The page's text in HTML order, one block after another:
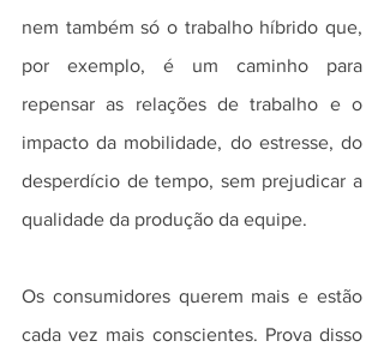
nem também só o trabalho híbrido que,
por exemplo, é um caminho para
repensar as relações de trabalho e o
impacto da mobilidade, do estresse, do
desperdício de tempo, sem prejudicar a
qualidade da produção da equipe.
Os consumidores querem mais e estão
cada vez mais conscientes. Prova disso